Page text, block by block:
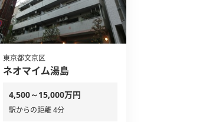
東京都文京区
ネオマイム湯島
4,500～15,000万円
駅からの距離 4分